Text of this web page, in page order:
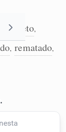
completo,
, rematado,